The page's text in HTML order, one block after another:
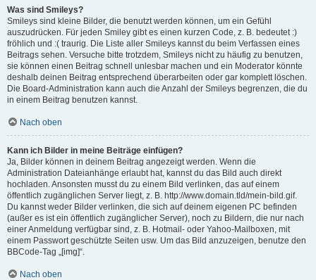
Was sind Smileys?
Smileys sind kleine Bilder, die benutzt werden können, um ein Gefühl
auszudrücken. Für jeden Smiley gibt es einen kurzen Code, z. B. bedeutet :)
fröhlich und :( traurig. Die Liste aller Smileys kannst du beim Verfassen eines
Beitrags sehen. Versuche bitte trotzdem, Smileys nicht zu häufig zu benutzen,
sie können einen Beitrag schnell unlesbar machen und ein Moderator könnte
deshalb deinen Beitrag entsprechend überarbeiten oder gar komplett löschen.
Die Board-Administration kann auch die Anzahl der Smileys begrenzen, die du
in einem Beitrag benutzen kannst.
Nach oben
Kann ich Bilder in meine Beiträge einfügen?
Ja, Bilder können in deinem Beitrag angezeigt werden. Wenn die
Administration Dateianhänge erlaubt hat, kannst du das Bild auch direkt
hochladen. Ansonsten musst du zu einem Bild verlinken, das auf einem
öffentlich zugänglichen Server liegt, z. B. http://www.domain.tld/mein-bild.gif.
Du kannst weder Bilder verlinken, die sich auf deinem eigenen PC befinden
(außer es ist ein öffentlich zugänglicher Server), noch zu Bildern, die nur nach
einer Anmeldung verfügbar sind, z. B. Hotmail- oder Yahoo-Mailboxen, mit
einem Passwort geschützte Seiten usw. Um das Bild anzuzeigen, benutze den
BBCode-Tag „[img]“.
Nach oben